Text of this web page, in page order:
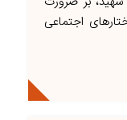
اجتماعی